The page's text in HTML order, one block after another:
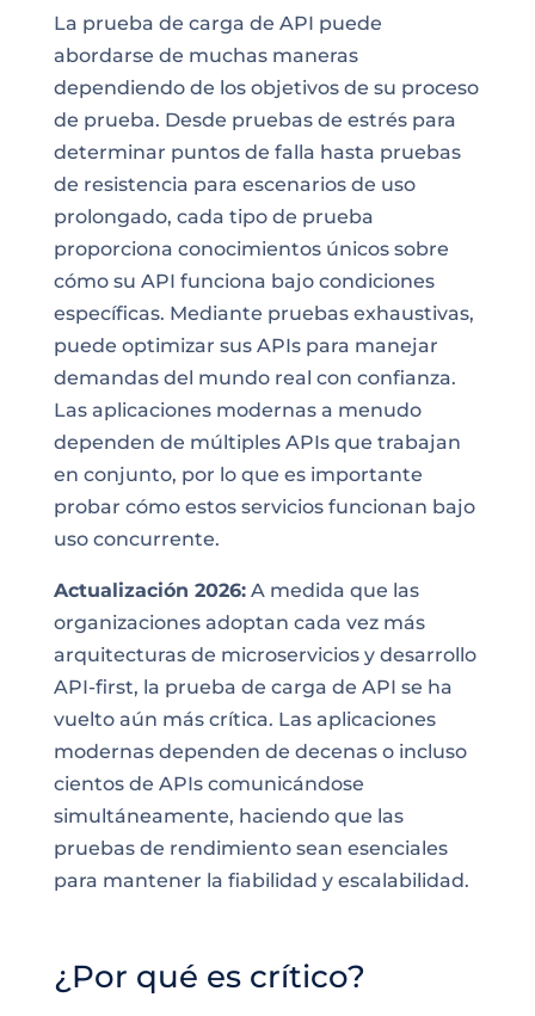
La prueba de carga de API puede
abordarse de muchas maneras
dependiendo de los objetivos de su proceso
de prueba. Desde pruebas de estrés para
determinar puntos de falla hasta pruebas
de resistencia para escenarios de uso
prolongado, cada tipo de prueba
proporciona conocimientos únicos sobre
cómo su API funciona bajo condiciones
específicas. Mediante pruebas exhaustivas,
puede optimizar sus APIs para manejar
demandas del mundo real con confianza.
Las aplicaciones modernas a menudo
dependen de múltiples APIs que trabajan
en conjunto, por lo que es importante
probar cómo estos servicios funcionan bajo
uso concurrente.
Actualización 2026:A medida que las
organizaciones adoptan cada vez más
arquitecturas de microservicios y desarrollo
API-first, la prueba de carga de API se ha
vuelto aún más crítica. Las aplicaciones
modernas dependen de decenas o incluso
cientos de APIs comunicándose
simultáneamente, haciendo que las
pruebas de rendimiento sean esenciales
para mantener la fiabilidad y escalabilidad.
¿Por qué es crítico?